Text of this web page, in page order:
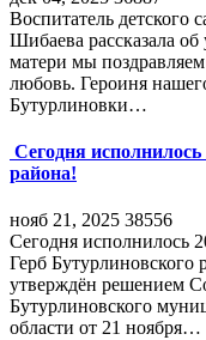
Воспитатель детского
Шибаева рассказала
матери мы
любовь. Героиня
Бутурлиновки…
Сегодня исполнилось
района!
нояб 21, 2025 38556
Сегодня исполнилось
Герб Бутурлиновского
утверждён решением
Бутурлиновского
области от 21 ноября…